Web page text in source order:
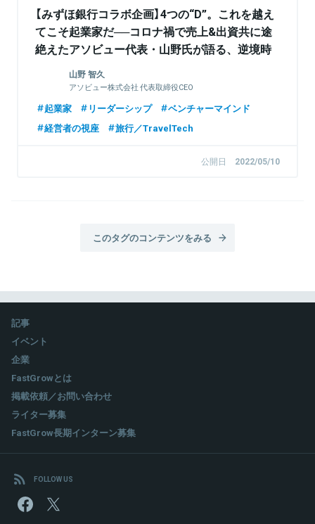
【みずほ銀行コラボ企画】4つの“D”。これを越え
てこそ起業家だ──コロナ禍で売上&出資共に途
絶えたアソビュー代表・山野氏が語る、逆境時
のリーダーシップとは
山野 智久
アソビュー株式会社 代表取締役CEO
起業家 リーダーシップ
ベンチャーマインド
経営者の視座
旅行／TravelTech
公開日 2022/05/10
このタグのコンテンツをみる
記事
イベント
企業
FastGrowとは
掲載依頼／お問い合わせ
ライター募集
FastGrow長期インターン募集
FOLLOW US